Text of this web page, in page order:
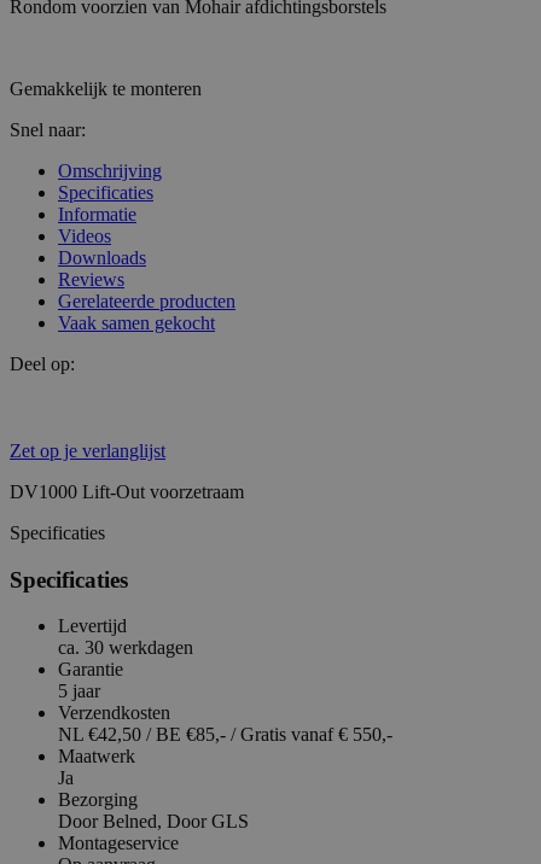
Rondom voorzien van Mohair afdichtingsborstels
Gemakkelijk te monteren
Snel naar:
Omschrijving
Specificaties
Informatie
Videos
Downloads
Reviews
Gerelateerde producten
Vaak samen gekocht
Deel op:
Zet op je verlanglijst
DV1000 Lift-Out voorzetraam
Specificaties
Specificaties
Levertijd
ca. 30 werkdagen
Garantie
5 jaar
Verzendkosten
NL €42,50 / BE €85,- / Gratis vanaf € 550,-
Maatwerk
Ja
Bezorging
Door Belned, Door GLS
Montageservice